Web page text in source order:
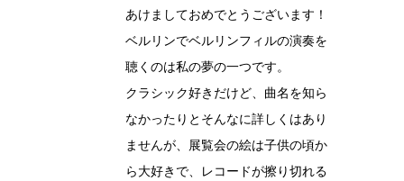
あけましておめでとうございます！
ベルリンでベルリンフィルの演奏を
聴くのは私の夢の一つです。
クラシック好きだけど、曲名を知ら
なかったりとそんなに詳しくはあり
ませんが、展覧会の絵は子供の頃か
ら大好きで、レコードが擦り切れる